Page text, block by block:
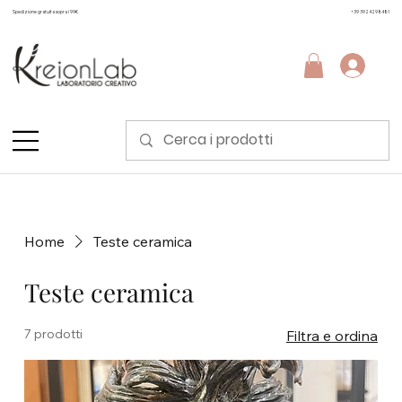
Spedizione gratuita sopra i 99€ +39 3924298481
Home Teste ceramica
Teste ceramica
7 prodotti Filtra e ordina